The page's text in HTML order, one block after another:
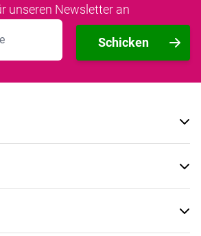
unseren Newsletter an
Schicken